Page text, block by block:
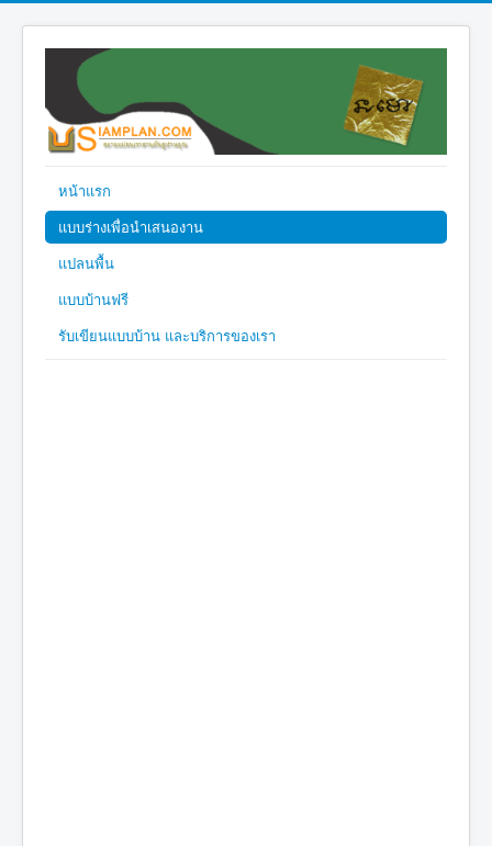
หน้าแรก
แบบร่างเพื่อนำเสนองาน
แปลนพื้น
แบบบ้านฟรี
รับเขียนแบบบ้าน และบริการของเรา